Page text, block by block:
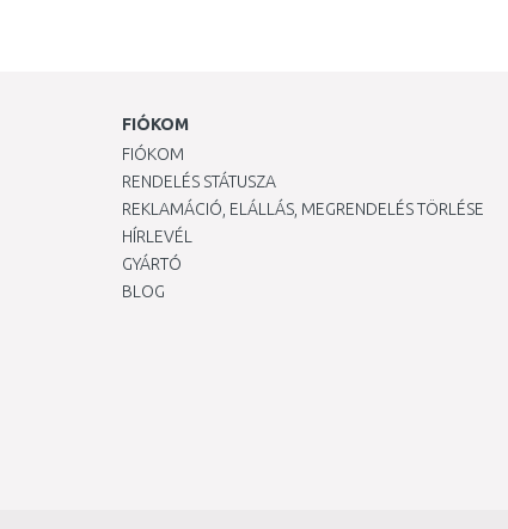
FIÓKOM
FIÓKOM
RENDELÉS STÁTUSZA
REKLAMÁCIÓ, ELÁLLÁS, MEGRENDELÉS TÖRLÉSE
HÍRLEVÉL
GYÁRTÓ
BLOG